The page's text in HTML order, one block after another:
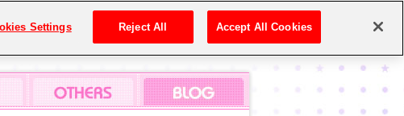
Settings Reject All Accept All Cookies